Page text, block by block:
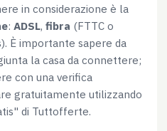
in considerazione è la
: ADSL, fibra (FTTC o
È importante sapere da
la casa da connettere;
con una verifica
gratuitamente utilizzando
di Tuttofferte.